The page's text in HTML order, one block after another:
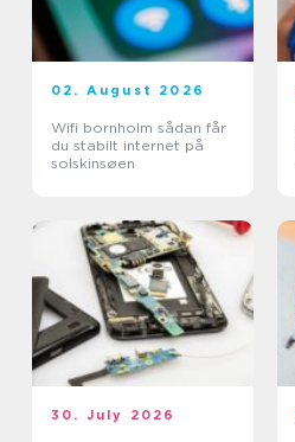
02. August 2026
Wifi bornholm sådan får
du stabilt internet på
solskinsøen
30. July 2026